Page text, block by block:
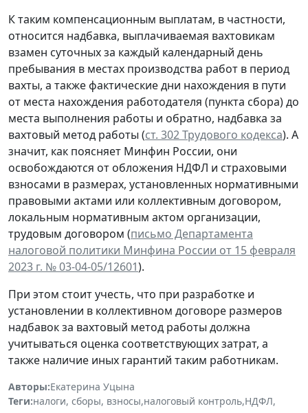
К таким компенсационным выплатам, в частности,
относится надбавка, выплачиваемая вахтовикам
взамен суточных за каждый календарный день
пребывания в местах производства работ в период
вахты, а также фактические дни нахождения в пути
от места нахождения работодателя (пункта сбора) до
места выполнения работы и обратно, надбавка за
вахтовый метод работы (ст. 302 Трудового кодекса). А
значит, как поясняет Минфин России, они
освобождаются от обложения НДФЛ и страховыми
взносами в размерах, установленных нормативными
правовыми актами или коллективным договором,
локальным нормативным актом организации,
трудовым договором (письмо Департамента
налоговой политики Минфина России от 15 февраля
2023 г. № 03-04-05/12601).
При этом стоит учесть, что при разработке и
установлении в коллективном договоре размеров
надбавок за вахтовый метод работы должна
учитываться оценка соответствующих затрат, а
также наличие иных гарантий таким работникам.
Авторы:Екатерина Уцына
Теги:налоги, сборы, взносы,налоговый контроль,НДФЛ,